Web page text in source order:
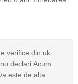
verifice din uk
declari.Acum
este de alta